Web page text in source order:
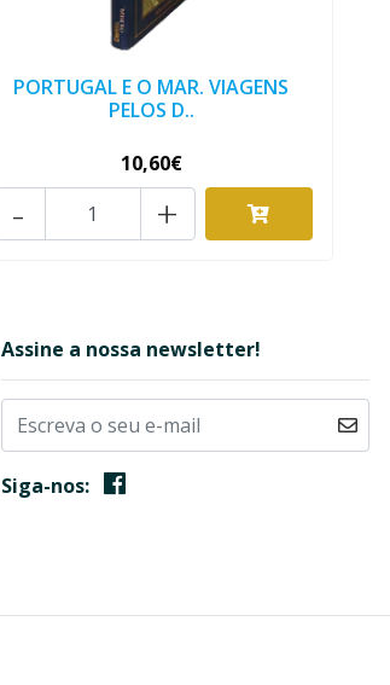
PORTUGAL E O MAR. VIAGENS
PELOS D..
10,60€
+
-
Assine a nossa newsletter!
Siga-nos: